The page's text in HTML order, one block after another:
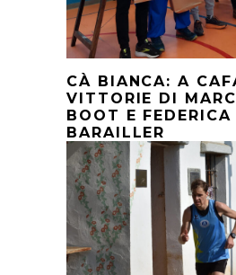
CÀ BIANCA: A
VITTORIE DI
BOOT E FEDERICA
BARAILLER